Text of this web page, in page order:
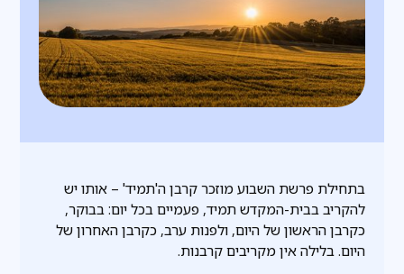
בתחילת פרשת השבוע מוזכר קרבן ה'תמיד' – אותו יש
להקריב בבית-המקדש תמיד, פעמיים בכל יום: בבוקר,
כקרבן הראשון של היום, ולפנות ערב, כקרבן האחרון של
היום. בלילה אין מקריבים קרבנות.